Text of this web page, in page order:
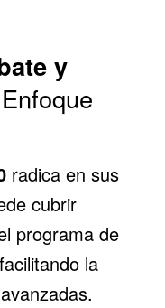
y
radica en sus
cubrir
programa de
la